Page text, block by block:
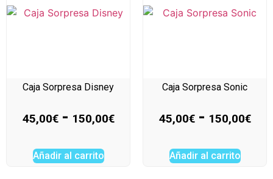
Caja Sorpresa Disney
45,00€ - 150,00€
Añadir al carrito
Caja Sorpresa Sonic
45,00€ - 150,00€
Añadir al carrito